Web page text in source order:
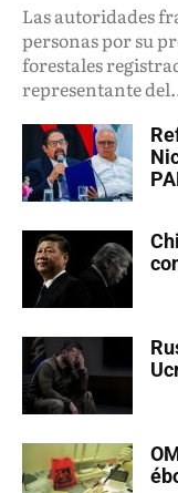
Las autoridades
personas por su
forestales
representante